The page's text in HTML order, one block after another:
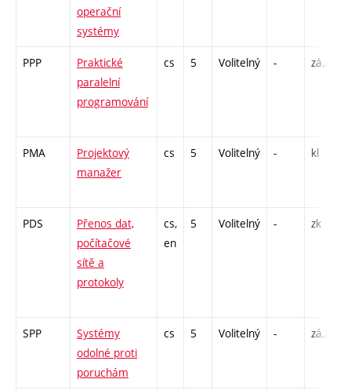
operační
systémy
PPP
Praktické
paralelní
programování
cs 5 Volitelný - zá,zk
PMA
Projektový
manažer
cs 5 Volitelný - kl
PDS
Přenos dat,
počítačové
sítě a
protokoly
cs,
en
5 Volitelný - zk
SPP
Systémy
odolné proti
poruchám
cs 5 Volitelný - zá,zk